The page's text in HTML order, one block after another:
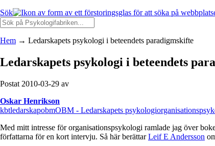
Sök
Hem → Ledarskapets psykologi i beteendets paradigmskifte
Ledarskapets psykologi i beteendets
Postat 2010-03-29 av
Oskar Henrikson
kbtledarskapobmOBM - Ledarskapets psykologi
Med mitt intresse för organisationspsykologi ramlade jag över
författarna för en kort intervju. Så här berättarLeif E Andersson